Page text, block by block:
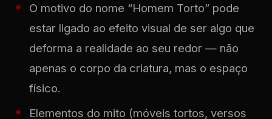
O motivo do nome “Homem Torto” pode
estar ligado ao efeito visual de ser algo que
deforma a realidade ao seu redor — não
apenas o corpo da criatura, mas o espaço
físico.
Elementos do mito (móveis tortos, versos